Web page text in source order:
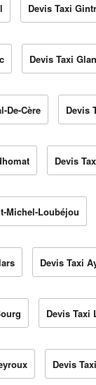
Devis Taxi
Devis Taxi
De-Cère Devis
Devis
Michel-Loubéjou
Devis Taxi
Devis Taxi
Devis